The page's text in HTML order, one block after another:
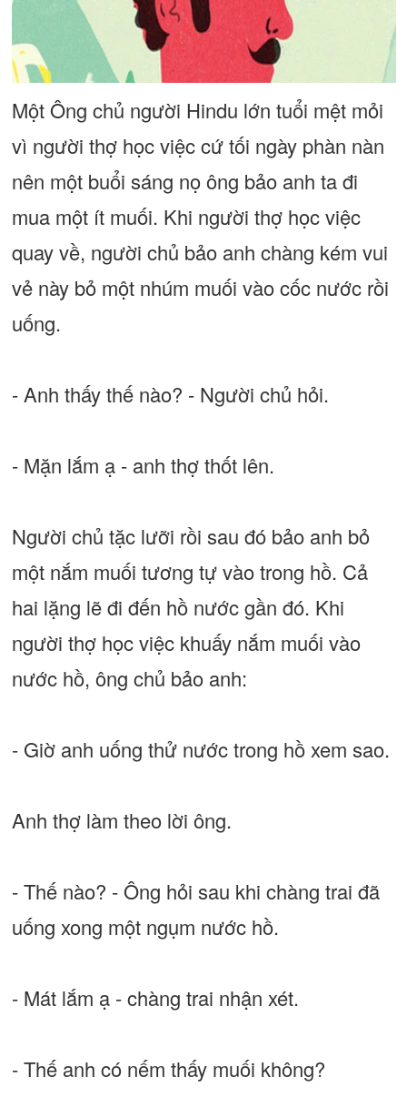
Một Ông chủ người Hindu lớn tuổi mệt mỏi
vì người thợ học việc cứ tối ngày phàn nàn
nên một buổi sáng nọ ông bảo anh ta đi
mua một ít muối. Khi người thợ học việc
quay về, người chủ bảo anh chàng kém vui
vẻ này bỏ một nhúm muối vào cốc nước rồi
uống.
- Anh thấy thế nào? - Người chủ hỏi.
- Mặn lắm ạ - anh thợ thốt lên.
Người chủ tặc lưỡi rồi sau đó bảo anh bỏ
một nắm muối tương tự vào trong hồ. Cả
hai lặng lẽ đi đến hồ nước gần đó. Khi
người thợ học việc khuấy nắm muối vào
nước hồ, ông chủ bảo anh:
- Giờ anh uống thử nước trong hồ xem sao.
Anh thợ làm theo lời ông.
- Thế nào? - Ông hỏi sau khi chàng trai đã
uống xong một ngụm nước hồ.
- Mát lắm ạ - chàng trai nhận xét.
- Thế anh có nếm thấy muối không?